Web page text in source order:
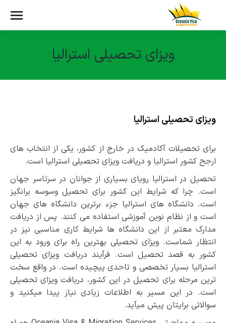
ویزای تحصیلی استرالیا
ویزای تحصیلی استرالیا
برای تحصیلات آکادمیک در خارج از کشور، یکی از انتخاب های
ارجح کشور استرالیا و دریافت ویزای تحصیلی استرالیا است.
تحصیل در استرالیا رویای بسیاری از جوانان در سرتاسر جهان
است. چرا که شرایط این کشور برای تحصیل وسوسه برانگیز
است. دانشگاه­ های استرالیا جزء برترین دانشگاه­ های جهان
است و از نظام نوین آموزشی استفاده می­ کنند. پس از دریافت
مدارک معتبر از این دانشگاه ­ها شرایط کاری مناسبی نیز در
انتظار شماست. ویزای تحصیلی بهترین راه برای ورود به این
کشور به قصد تحصیل است. فرآیند دریافت ویزای تحصیلی
استرالیا بسیار تخصصی و تاحدی پیچیده است. در واقع سخت
ترین مرحله برای تحصیل در این کشور، دریافت ویزای تحصیلی
است. در این مسیر به اطلاعات زیادی نیاز پیدا می­کنید و
سوالاتی برایتان پیش می­آید.